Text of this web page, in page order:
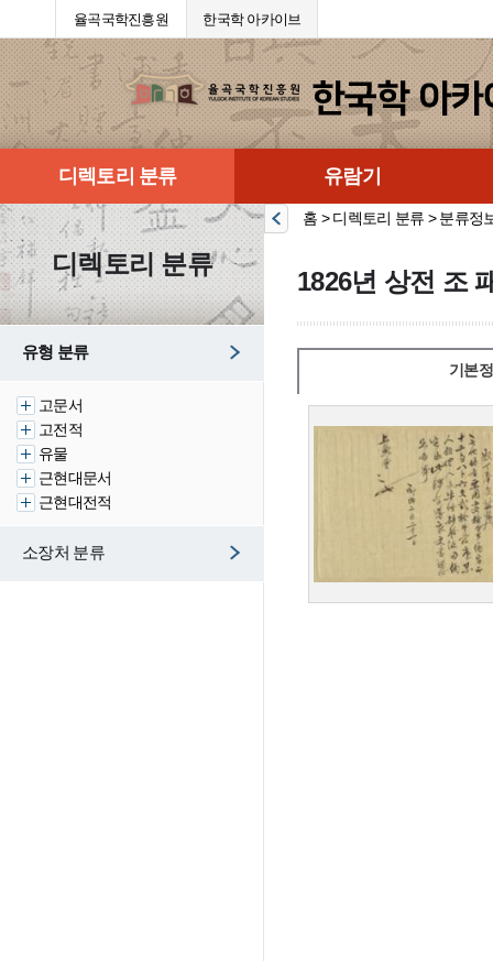
율곡국학진흥원 한국학 아카이브
디렉토리 분류 유람기
디렉토리 분류
유형 분류
고문서
고전적
유물
근현대문서
근현대전적
소장처 분류
홈 > 디렉토리 분류 > 분류정
1826년 상전 조
기본